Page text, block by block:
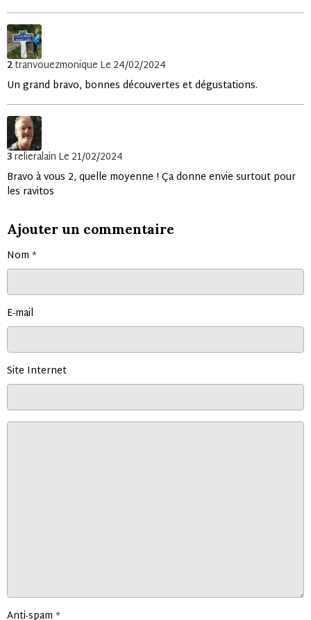
2tranvouezmonique Le 24/02/2024
Un grand bravo, bonnes découvertes et dégustations.
3relieralain Le 21/02/2024
Bravo à vous 2, quelle moyenne ! Ça donne envie surtout pour
les ravitos
Ajouter un commentaire
Nom
E-mail
Site Internet
Anti-spam